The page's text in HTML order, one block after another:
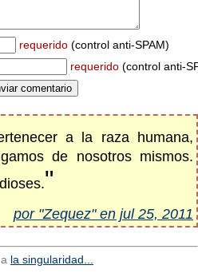
requerido (control anti-SPAM)
requerido (control anti-
a la raza humana,
de nosotros mismos.
"
por "Zequez" en jul 25, 2011
la singularidad...